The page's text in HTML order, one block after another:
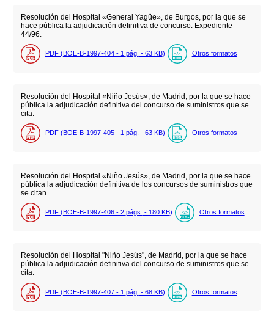
Resolución del Hospital «General Yagüe», de Burgos, por la que se
hace pública la adjudicación definitiva de concurso. Expediente
44/96.
PDF (BOE-B-1997-404 - 1 pág. - 63 KB) Otros formatos
Resolución del Hospital «Niño Jesús», de Madrid, por la que se hace
pública la adjudicación definitiva del concurso de suministros que se
cita.
PDF (BOE-B-1997-405 - 1 pág. - 63 KB) Otros formatos
Resolución del Hospital «Niño Jesús», de Madrid, por la que se hace
pública la adjudicación definitiva de los concursos de suministros que
se citan.
PDF (BOE-B-1997-406 - 2 págs. - 180 KB) Otros formatos
Resolución del Hospital "Niño Jesús", de Madrid, por la que se hace
pública la adjudicación definitiva del concurso de suministros que se
cita.
PDF (BOE-B-1997-407 - 1 pág. - 68 KB) Otros formatos